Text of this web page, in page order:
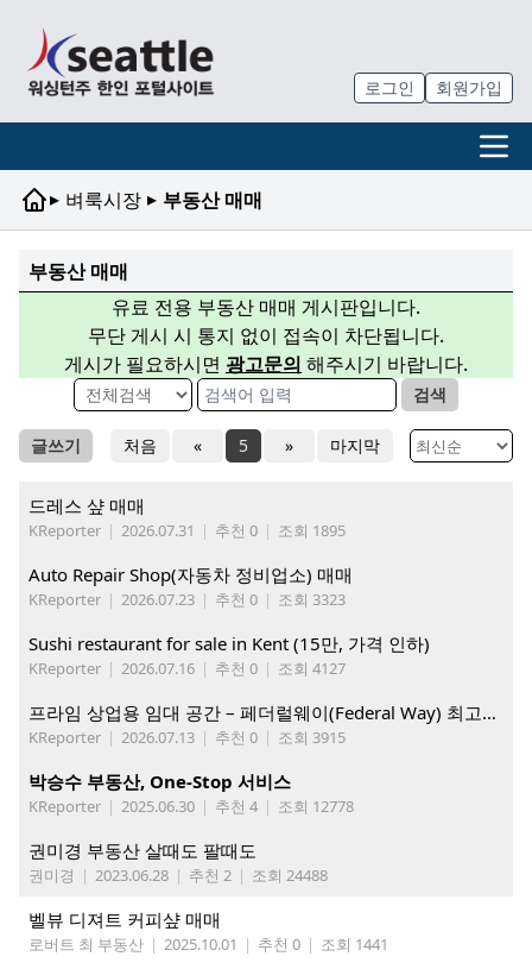
로그인 회원가입
▸ 벼룩시장 ▸ 부동산 매매
부동산 매매
유료 전용 부동산 매매 게시판입니다.
무단 게시 시 통지 없이 접속이 차단됩니다.
게시가 필요하시면 광고문의 해주시기 바랍니다.
검색
글쓰기 처음 « 5 » 마지막
드레스 샾 매매
KReporter | 2026.07.31 | 추천 0 | 조회 1895
Auto Repair Shop(자동차 정비업소) 매매
KReporter | 2026.07.23 | 추천 0 | 조회 3323
Sushi restaurant for sale in Kent (15만, 가격 인하)
KReporter | 2026.07.16 | 추천 0 | 조회 4127
프라임 상업용 임대 공간 – 페더럴웨이(Federal Way) 최고의 가시성 입지
KReporter | 2026.07.13 | 추천 0 | 조회 3915
박승수 부동산, One-Stop 서비스
KReporter | 2025.06.30 | 추천 4 | 조회 12778
권미경 부동산 살때도 팔때도
권미경 | 2023.06.28 | 추천 2 | 조회 24488
벨뷰 디져트 커피샾 매매
로버트 최 부동산 | 2025.10.01 | 추천 0 | 조회 1441